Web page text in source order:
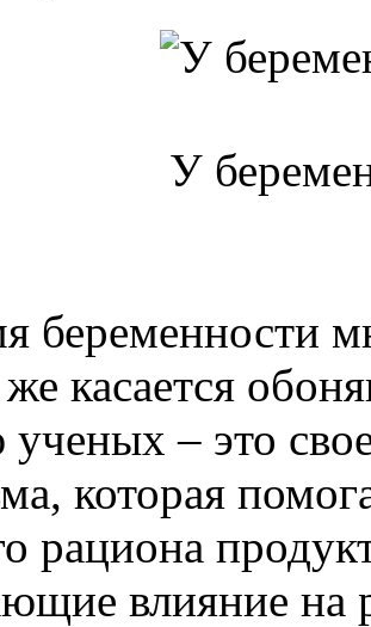
У
беременности
касается
– это
которая
рациона
влияние на